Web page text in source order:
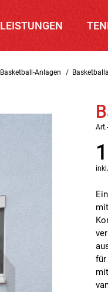
LEISTUNGEN
Basketball-Anlagen
für